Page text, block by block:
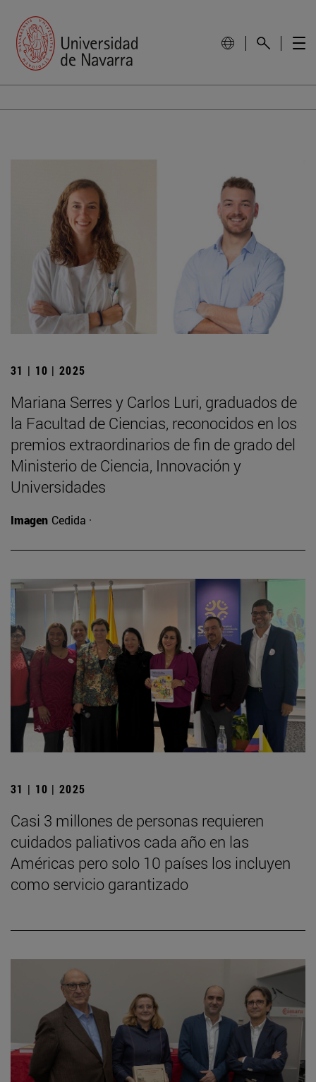
31 | 10 | 2025
Mariana Serres y Carlos Luri, graduados de
la Facultad de Ciencias, reconocidos en los
premios extraordinarios de fin de grado del
Ministerio de Ciencia, Innovación y
Universidades
Imagen Cedida ·
31 | 10 | 2025
Casi 3 millones de personas requieren
cuidados paliativos cada año en las
Américas pero solo 10 países los incluyen
como servicio garantizado